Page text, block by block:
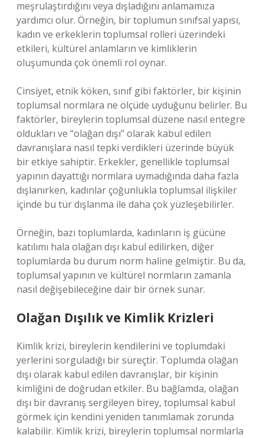
meşrulaştırdığını veya dışladığını anlamamıza
yardımcı olur. Örneğin, bir toplumun sınıfsal yapısı,
kadın ve erkeklerin toplumsal rolleri üzerindeki
etkileri, kültürel anlamların ve kimliklerin
oluşumunda çok önemli rol oynar.
Cinsiyet, etnik köken, sınıf gibi faktörler, bir kişinin
toplumsal normlara ne ölçüde uyduğunu belirler. Bu
faktörler, bireylerin toplumsal düzene nasıl entegre
oldukları ve “olağan dışı” olarak kabul edilen
davranışlara nasıl tepki verdikleri üzerinde büyük
bir etkiye sahiptir. Erkekler, genellikle toplumsal
yapının dayattığı normlara uymadığında daha fazla
dışlanırken, kadınlar çoğunlukla toplumsal ilişkiler
içinde bu tür dışlanma ile daha çok yüzleşebilirler.
Örneğin, bazı toplumlarda, kadınların iş gücüne
katılımı hala olağan dışı kabul edilirken, diğer
toplumlarda bu durum norm haline gelmiştir. Bu da,
toplumsal yapının ve kültürel normların zamanla
nasıl değişebileceğine dair bir örnek sunar.
Olağan Dışılık ve Kimlik Krizleri
Kimlik krizi, bireylerin kendilerini ve toplumdaki
yerlerini sorguladığı bir süreçtir. Toplumda olağan
dışı olarak kabul edilen davranışlar, bir kişinin
kimliğini de doğrudan etkiler. Bu bağlamda, olağan
dışı bir davranış sergileyen birey, toplumsal kabul
görmek için kendini yeniden tanımlamak zorunda
kalabilir. Kimlik krizi, bireylerin toplumsal normlarla